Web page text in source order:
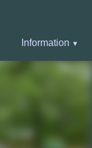
Information